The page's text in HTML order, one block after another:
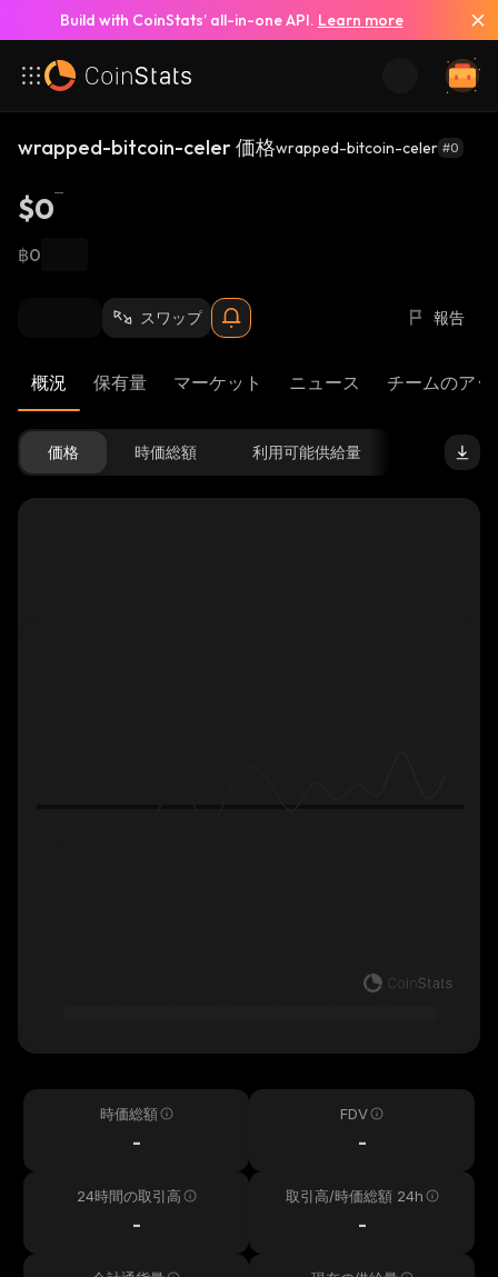
Build with CoinStats’ all-in-one API. Learn more
wrapped-bitcoin-celer 価格wrapped-bitcoin-celer #0
$0
฿0
スワップ 報告
概況 保有量 マーケット ニュース チームのア
価格 時価総額 利用可能供給量
時価総額
-
FDV
-
24時間の取引高
-
取引高/時価総額 24h
-